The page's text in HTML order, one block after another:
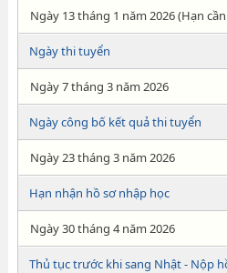
Ngày 13 tháng 1 năm 2026 (Hạn
Ngày thi tuyển
Ngày 7 tháng 3 năm 2026
Ngày công bố kết quả thi tuyển
Ngày 23 tháng 3 năm 2026
Hạn nhận hồ sơ nhập học
Ngày 30 tháng 4 năm 2026
Thủ tục trước khi sang Nhật - Nộp